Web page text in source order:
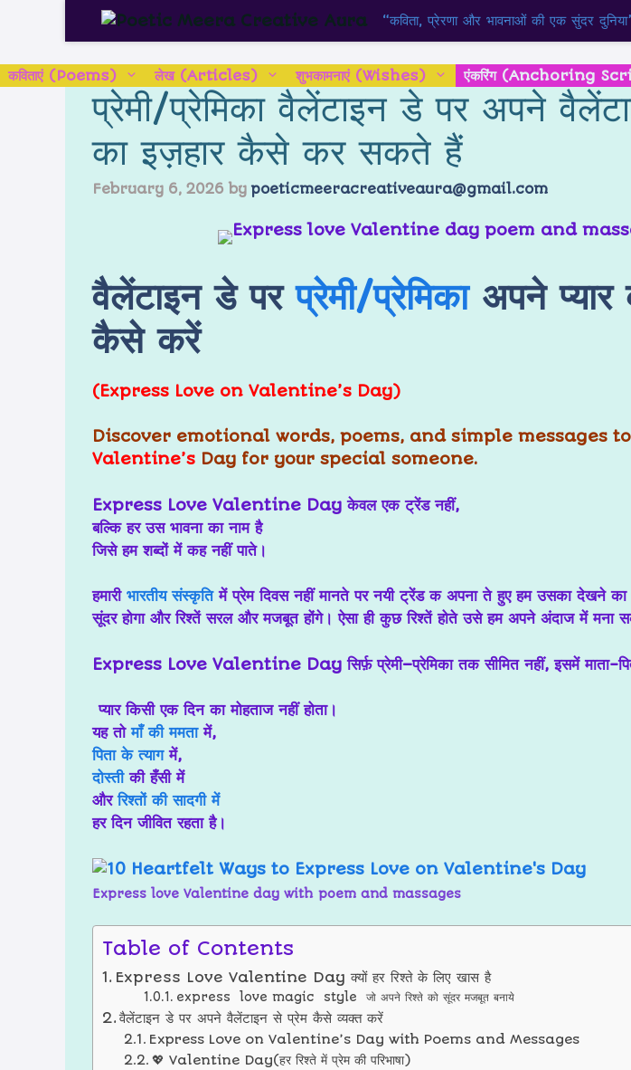
“कविता, प्रेरणा और भावनाओं की एक सुंदर
कविताएं (Poems) लेख (Articles) शुभकामनाएं (Wishes) एंकरिंग (Anchoring
प्रेमी/प्रेमिका वैलेंटाइन डे पर अपने
का इज़हार कैसे कर सकते हैं
February 6, 2026 bypoeticmeeracreativeaura@gmail.com
वैलेंटाइन डे परप्रेमी/प्रेमिकाअपने प्यार
कैसे करें
(Express Love on Valentine’s Day)
Discover emotional words, poems, and simple messages to
Valentine’s Day for your special someone.
Express Love Valentine Day केवल एक ट्रेंड नहीं,
बल्कि हर उस भावना का नाम है
जिसे हम शब्दों में कह नहीं पाते।
हमारी भारतीय संस्कृतिमें प्रेम दिवस नहीं मानते पर नयी ट्रेंड क अपना ते हुए हम उसका देखने
सूंदर होगा और रिश्तें सरल और मजबूत होंगे। ऐसा ही कुछ रिश्तें होते उसे हम अपने अंदाज में
Express Love Valentine Day सिर्फ़ प्रेमी–प्रेमिका तक सीमित नहीं, इसमें माता-
प्यार किसी एक दिन का मोहताज नहीं होता।
यह तोमाँ की ममतामें,
पिता के त्यागमें,
दोस्तीकी हँसी में
औररिश्तों की सादगी में
हर दिन जीवित रहता है।
Express love Valentine day with poem and massages
Table of Contents
Express Love Valentine Day क्यों हर रिश्ते के लिए खास है
express love magic style जो अपने रिश्ते को सूंदर मजबूत बनाये
वैलेंटाइन डे पर अपने वैलेंटाइन से प्रेम कैसे व्यक्त करें
Express Love on Valentine’s Day with Poems and Messages
💖 Valentine Day(हर रिश्ते में प्रेम की परिभाषा)